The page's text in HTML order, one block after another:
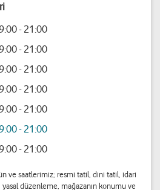
- 21:00
- 21:00
- 21:00
- 21:00
- 21:00
- 21:00
- 21:00
ve saatlerimiz; resmi tatil, dini tatil, idari
düzenleme, mağazanın konumu ve